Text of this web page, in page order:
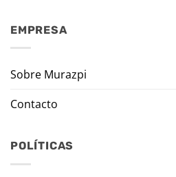
EMPRESA
Sobre Murazpi
Contacto
POLÍTICAS